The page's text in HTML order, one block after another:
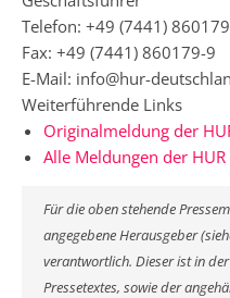
Telefon: +49 (7441)
Fax: +49 (7441) 860179-9
E-Mail: info@hur-
Weiterführende Links
Originalmeldung der
Alle Meldungen der
Für die oben stehende
angegebene Herausgeber
verantwortlich. Dieser ist in
Pressetextes, sowie der